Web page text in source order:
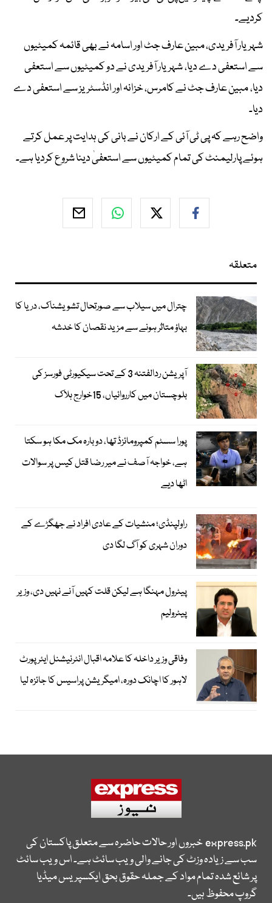
کردیے۔
شہریار آفریدی، مبین عارف جٹ اور اسامہ نے بھی قائمہ کمیٹیوں
سے استعفی دے دیا، شہریار آفریدی نے دو کمیٹیوں سے استعفی
دیا، مبین عارف جٹ نے کامرس، خزانہ اور انڈسٹریز سے استعفی دے
دیا۔
واضح رہے کہ پی ٹی آئی کے ارکان نے بانی کی ہدایت پر عمل کرتے
ہوئے پارلیمنٹ کی تمام کمیٹیوں سے استعفیٰ دینا شروع کردیا ہے۔
متعلقہ
چترال میں سیلاب سے صورتحال تشویشناک، دریا کا
بہاؤ متاثر ہونے سے مزید نقصان کا خدشہ
آپریشن ردالفتنہ 3 کے تحت سیکیورٹی فورسز کی
بلوچستان میں کارروائیاں، 15خوارج ہلاک
پورا سسٹم کمپرومائزڈ تھا، دوبارہ مک مکا ہو سکتا
ہے، خواجہ آصف نے میر رضا قتل کیس پر سوالات
اٹھا دیے
راولپنڈی؛ منشیات کے عادی افراد نے جھگڑے کے
دوران شہری کو آگ لگا دی
پیٹرول مہنگا ہے لیکن قلت کہیں آنے نہیں دی، وزیر
پیٹرولیم
وفاقی وزیر داخلہ کا علامہ اقبال انٹرنیشنل ایئرپورٹ
لاہور کا اچانک دورہ، امیگریشن پراسیس کا جائزہ لیا
express.pkخبروں اور حالات حاضرہ سے متعلق پاکستان کی
سب سے زیادہ وزٹ کی جانے والی ویب سائٹ ہے۔ اس ویب سائٹ
پر شائع شدہ تمام مواد کے جملہ حقوق بحق ایکسپریس میڈیا
گروپ محفوظ ہیں۔